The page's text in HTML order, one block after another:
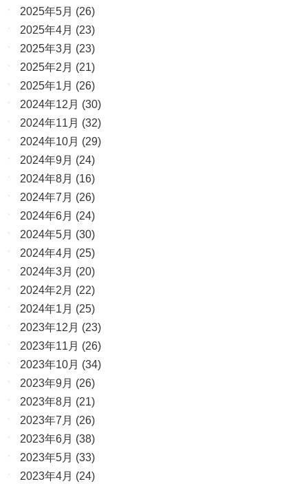
2025年5月 (26)
2025年4月 (23)
2025年3月 (23)
2025年2月 (21)
2025年1月 (26)
2024年12月 (30)
2024年11月 (32)
2024年10月 (29)
2024年9月 (24)
2024年8月 (16)
2024年7月 (26)
2024年6月 (24)
2024年5月 (30)
2024年4月 (25)
2024年3月 (20)
2024年2月 (22)
2024年1月 (25)
2023年12月 (23)
2023年11月 (26)
2023年10月 (34)
2023年9月 (26)
2023年8月 (21)
2023年7月 (26)
2023年6月 (38)
2023年5月 (33)
2023年4月 (24)